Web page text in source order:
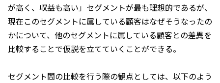
が高く、収益も高い」セグメントが最も理想的であるが、
現在このセグメントに属している顧客はなぜそうなったの
かについて、他のセグメントに属している顧客との差異を
比較することで仮説を立てていくことができる。
セグメント間の比較を行う際の観点としては、以下のよう